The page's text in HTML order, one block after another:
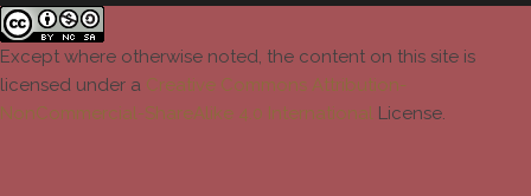
Except where otherwise noted, the content on this site is
licensed under a Creative Commons Attribution-
NonCommercial-ShareAlike 4.0 International License.